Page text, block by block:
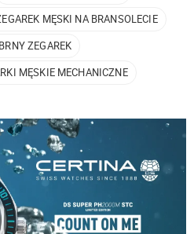
MĘSKI NA BRANSOLECIE
ZEGAREK
MĘSKIE MECHANICZNE